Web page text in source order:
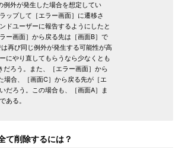
例外が発生した場合を想定してい
ップして［エラー画面］に遷移さ
ドユーザーに報告するようにしたと
ー画面］から戻る先は［画面B］で
再び同じ例外が発生する可能性が高
にやり直してもらうなら少なくとも
だろう。また、［エラー画面］から
場合、［画面C］から戻る先が［エ
だろう。この場合も、［画面A］ま
ある。
て削除するには？